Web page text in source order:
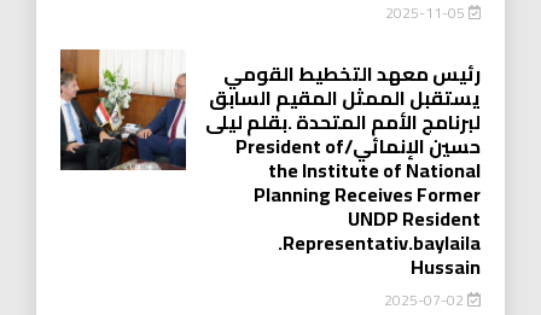
رئيس معهد التخطيط القومي
يستقبل الممثل المقيم السابق
لبرنامج الأمم المتحدة .بقلم ليلى
حسين الإنمائي/President of
the Institute of National
Planning Receives Former
UNDP Resident
.Representativ.baylaila
Hussain
2025-07-02